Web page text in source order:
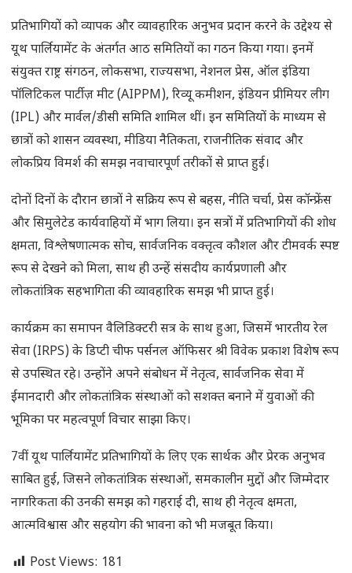
प्रतिभागियों को व्यापक और व्यावहारिक अनुभव प्रदान करने के उद्देश्य से
यूथ पार्लियामेंट के अंतर्गत आठ समितियों का गठन किया गया। इनमें
संयुक्त राष्ट्र संगठन, लोकसभा, राज्यसभा, नेशनल प्रेस, ऑल इंडिया
पॉलिटिकल पार्टीज़ मीट (AIPPM), रिव्यू कमीशन, इंडियन प्रीमियर लीग
(IPL) और मार्वल/डीसी समिति शामिल थीं। इन समितियों के माध्यम से
छात्रों को शासन व्यवस्था, मीडिया नैतिकता, राजनीतिक संवाद और
लोकप्रिय विमर्श की समझ नवाचारपूर्ण तरीकों से प्राप्त हुई।
दोनों दिनों के दौरान छात्रों ने सक्रिय रूप से बहस, नीति चर्चा, प्रेस कॉन्फ्रेंस
और सिमुलेटेड कार्यवाहियों में भाग लिया। इन सत्रों में प्रतिभागियों की शोध
क्षमता, विश्लेषणात्मक सोच, सार्वजनिक वक्तृत्व कौशल और टीमवर्क स्पष्ट
रूप से देखने को मिला, साथ ही उन्हें संसदीय कार्यप्रणाली और
लोकतांत्रिक सहभागिता की व्यावहारिक समझ भी प्राप्त हुई।
कार्यक्रम का समापन वैलिडिक्टरी सत्र के साथ हुआ, जिसमें भारतीय रेल
सेवा (IRPS) के डिप्टी चीफ पर्सनल ऑफिसर श्री विवेक प्रकाश विशेष रूप
से उपस्थित रहे। उन्होंने अपने संबोधन में नेतृत्व, सार्वजनिक सेवा में
ईमानदारी और लोकतांत्रिक संस्थाओं को सशक्त बनाने में युवाओं की
भूमिका पर महत्वपूर्ण विचार साझा किए।
7वीं यूथ पार्लियामेंट प्रतिभागियों के लिए एक सार्थक और प्रेरक अनुभव
साबित हुई, जिसने लोकतांत्रिक संस्थाओं, समकालीन मुद्दों और जिम्मेदार
नागरिकता की उनकी समझ को गहराई दी, साथ ही नेतृत्व क्षमता,
आत्मविश्वास और सहयोग की भावना को भी मजबूत किया।
Post Views: 181